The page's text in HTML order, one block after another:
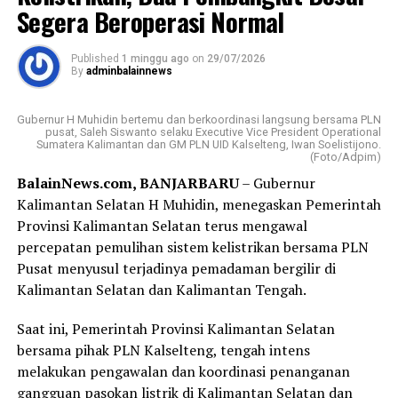
terciptanya lingkungan yang lebih bersih, sehat, dan
berkelanjutan.
Dalam sambutannya, Gubernur H. Muhidin
menyukseskan program tukar sampah dengan sembako.
Menurut Gubernur H. Muhidin, gerakan tersebut harus
dibarengi dengan budaya menjaga kebersihan, dimulai
dari lingkungan masing masing.
“Program tukar sampah dengan sembako harus menjadi
budaya. Kebersihan harus dimulai dari lingkungan
masing-masing.”
Lebih lanjut, Gubernur H. Muhidin juga mendorong
rehabilitasi hutan melalui penanaman tanaman
produktif yang dapat memberikan manfaat ekonomi
bagi masyarakat sekitar.
Segera Beroperasi Normal
Published 1 minggu ago on 29/07/2026
By adminbalainnews
Gubernur H Muhidin bertemu dan berkoordinasi langsung bersama PLN
pusat, Saleh Siswanto selaku Executive Vice President Operational
Sumatera Kalimantan dan GM PLN UID Kalselteng, Iwan Soelistijono.
(Foto/Adpim)
BalainNews.com, BANJARBARU– Gubernur
Kalimantan Selatan H Muhidin, menegaskan Pemerintah
Provinsi Kalimantan Selatan terus mengawal
percepatan pemulihan sistem kelistrikan bersama PLN
Pusat menyusul terjadinya pemadaman bergilir di
Kalimantan Selatan dan Kalimantan Tengah.
Saat ini, Pemerintah Provinsi Kalimantan Selatan
bersama pihak PLN Kalselteng, tengah intens
melakukan pengawalan dan koordinasi penanganan
gangguan pasokan listrik di Kalimantan Selatan dan